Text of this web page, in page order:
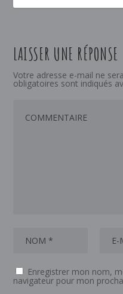
LAISSER UNE RÉPONSE
Votre adresse e-mail ne
obligatoires sont indiqués
Enregistrer mon nom,
navigateur pour mon